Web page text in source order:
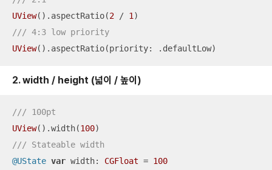
UView().aspectRatio(2 / 1
/// 4:3 low priority
UView().aspectRatio(priority: .defaultLow)
2. width / height (넓이 / 높이)
/// 100pt
UView().width(100
/// Stateable width
@UState var width: CGFloat = 100